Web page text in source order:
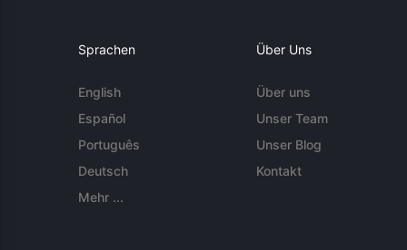
Sprachen
English
Español
Português
Deutsch
Mehr ...
Über Uns
Über uns
Unser Team
Unser Blog
Kontakt